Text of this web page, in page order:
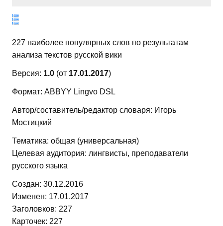
227 наиболее популярных слов по результатам
анализа текстов русской вики
Версия: 1.0 (от 17.01.2017)
Формат: ABBYY Lingvo DSL
Автор/составитель/редактор словаря: Игорь
Мостицкий
Тематика: общая (универсальная)
Целевая аудитория: лингвисты, преподаватели
русского языка
Создан: 30.12.2016
Изменен: 17.01.2017
Заголовков: 227
Карточек: 227